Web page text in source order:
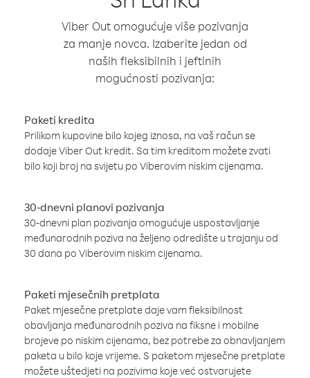
Viber Out omogućuje više pozivanja
za manje novca. Izaberite jedan od
naših fleksibilnih i jeftinih
mogućnosti pozivanja:
Paketi kredita
Prilikom kupovine bilo kojeg iznosa, na vaš račun se
dodaje Viber Out kredit. Sa tim kreditom možete zvati
bilo koji broj na svijetu po Viberovim niskim cijenama.
30-dnevni planovi pozivanja
30-dnevni plan pozivanja omogućuje uspostavljanje
međunarodnih poziva na željeno odredište u trajanju od
30 dana po Viberovim niskim cijenama.
Paketi mjesečnih pretplata
Paket mjesečne pretplate daje vam fleksibilnost
obavljanja međunarodnih poziva na fiksne i mobilne
brojeve po niskim cijenama, bez potrebe za obnavljanjem
paketa u bilo koje vrijeme. S paketom mjesečne pretplate
možete uštedjeti na pozivima koje već ostvarujete